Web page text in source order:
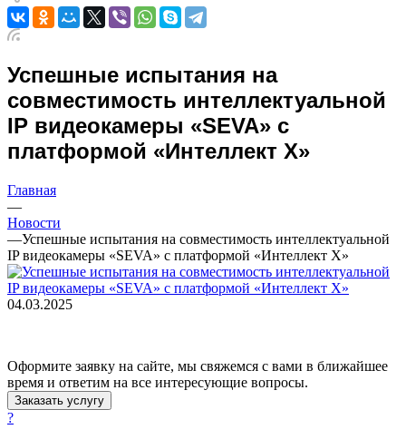
Успешные испытания на
совместимость интеллектуальной
IP видеокамеры «SEVA» с
платформой «Интеллект Х»
Главная
—
Новости
—Успешные испытания на совместимость интеллектуальной
IP видеокамеры «SEVA» с платформой «Интеллект Х»
04.03.2025
Оформите заявку на сайте, мы свяжемся с вами в ближайшее
время и ответим на все интересующие вопросы.
Заказать услугу
?